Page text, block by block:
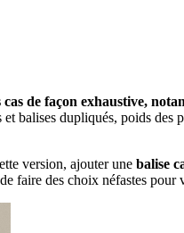
cas de façon exhaustive,
balises dupliqués, poids des
version, ajouter une balise
faire des choix néfastes pour